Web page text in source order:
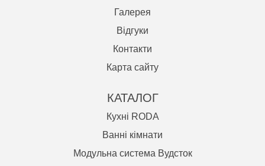
Галерея
Відгуки
Контакти
Карта сайту
КАТАЛОГ
Кухні RODA
Ванні кімнати
Модульна система Вудсток